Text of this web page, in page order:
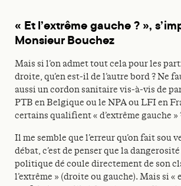
« Et l’extrême gauche ? »,
Monsieur Bouchez
Mais si l’on admet tout cela pour les
droite, qu’en est-il de l’autre bord ? Ne
aussi un cordon sanitaire vis-à-vis de
PTB en Belgique ou le NPA ou LFI en
certains qualifient « d’extrême gauche »
Il me semble que l’erreur qu’on fait sou
débat, c’est de penser que la
politique dé coule directement de son
l’extrême » (droite ou gauche). Mais si «